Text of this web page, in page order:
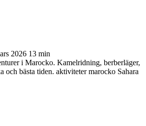
2026 13 min
i Marocko. Kamelridning, berberläger,
och bästa tiden. aktiviteter marocko Sahara